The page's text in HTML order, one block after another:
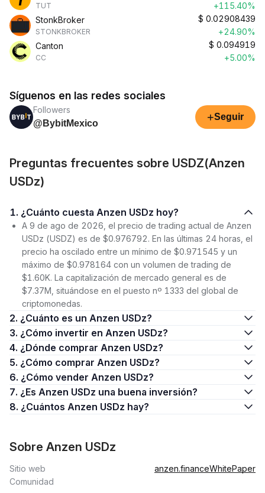
TUT
+115.40%
StonkBroker
STONKBROKER
$ 0.02908439
+24.90%
Canton
CC
$ 0.094919
+5.00%
Síguenos en las redes sociales
Followers
@BybitMexico
+Seguir
Preguntas frecuentes sobre USDZ(Anzen
USDz)
1. ¿Cuánto cuesta Anzen USDz hoy?
A 9 de ago de 2026, el precio de trading actual de Anzen
USDz (USDZ) es de $0.976792. En las últimas 24 horas, el
precio ha oscilado entre un mínimo de $0.971545 y un
máximo de $0.978164 con un volumen de trading de
$1.60K. La capitalización de mercado general es de
$7.37M, situándose en el puesto nº 1333 del global de
criptomonedas.
2. ¿Cuánto es un Anzen USDz?
3. ¿Cómo invertir en Anzen USDz?
4. ¿Dónde comprar Anzen USDz?
5. ¿Cómo comprar Anzen USDz?
6. ¿Cómo vender Anzen USDz?
7. ¿Es Anzen USDz una buena inversión?
8. ¿Cuántos Anzen USDz hay?
Sobre Anzen USDz
Sitio web anzen.financeWhitePaper
Comunidad